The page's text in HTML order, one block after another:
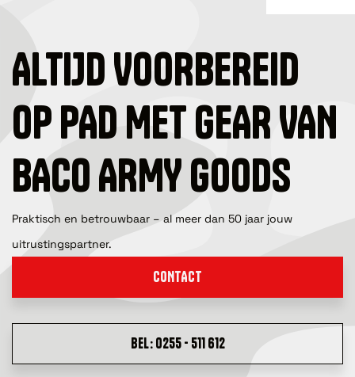
ALTIJD VOORBEREID
OP PAD MET GEAR VAN
BACO ARMY GOODS
Praktisch en betrouwbaar – al meer dan 50 jaar jouw
uitrustingspartner.
CONTACT
BEL: 0255 - 511 612